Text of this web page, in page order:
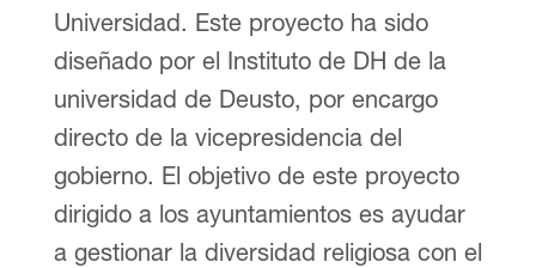
Universidad. Este proyecto ha sido
diseñado por el Instituto de DH de la
universidad de Deusto, por encargo
directo de la vicepresidencia del
gobierno. El objetivo de este proyecto
dirigido a los ayuntamientos es ayudar
a gestionar la diversidad religiosa con el